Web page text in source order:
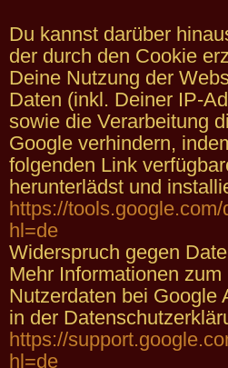
Du kannst darüber
der durch den Cookie
Deine Nutzung der
Daten (inkl. Deiner IP-
sowie die Verarbeitung
Google verhindern,
folgenden Link
herunterlädst und
https://
hl=de
Widerspruch gegen
Mehr Informationen
Nutzerdaten bei Google
in der
https://
hl=de